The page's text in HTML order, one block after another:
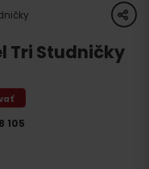
share
Tri Studničky
105